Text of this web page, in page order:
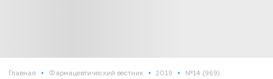
Главная • Фармацевтический вестник • 2019 • №14 (969)